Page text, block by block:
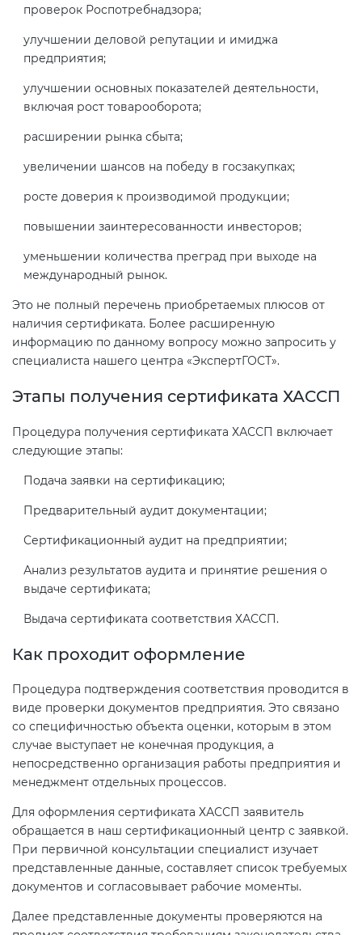
проверок Роспотребнадзора;
улучшении деловой репутации и имиджа
предприятия;
улучшении основных показателей деятельности,
включая рост товарооборота;
расширении рынка сбыта;
увеличении шансов на победу в госзакупках;
росте доверия к производимой продукции;
повышении заинтересованности инвесторов;
уменьшении количества преград при выходе на
международный рынок.
Это не полный перечень приобретаемых плюсов от
наличия сертификата. Более расширенную
информацию по данному вопросу можно запросить у
специалиста нашего центра «ЭкспертГОСТ».
Этапы получения сертификата ХАССП
Процедура получения сертификата ХАССП включает
следующие этапы:
Подача заявки на сертификацию;
Предварительный аудит документации;
Сертификационный аудит на предприятии;
Анализ результатов аудита и принятие решения о
выдаче сертификата;
Выдача сертификата соответствия ХАССП.
Как проходит оформление
Процедура подтверждения соответствия проводится в
виде проверки документов предприятия. Это связано
со специфичностью объекта оценки, которым в этом
случае выступает не конечная продукция, а
непосредственно организация работы предприятия и
менеджмент отдельных процессов.
Для оформления сертификата ХАССП заявитель
обращается в наш сертификационный центр с заявкой.
При первичной консультации специалист изучает
представленные данные, составляет список требуемых
документов и согласовывает рабочие моменты.
Далее представленные документы проверяются на